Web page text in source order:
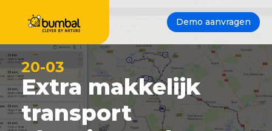
Demo aanvragen
20-03
Extra makkelijk
transport